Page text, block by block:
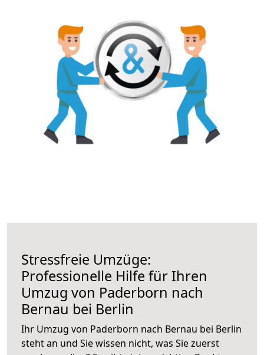
Stressfreie Umzüge:
Professionelle Hilfe für Ihren
Umzug von Paderborn nach
Bernau bei Berlin
Ihr Umzug von Paderborn nach Bernau bei Berlin
steht an und Sie wissen nicht, was Sie zuerst